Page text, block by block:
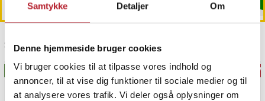
Samtykke Detaljer Om
Denne hjemmeside bruger cookies
Vi bruger cookies til at tilpasse vores indhold og
annoncer, til at vise dig funktioner til sociale medier og til
at analysere vores trafik. Vi deler også oplysninger om
Sidst besøgt
BESTSELLERE